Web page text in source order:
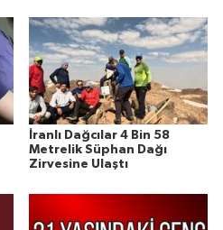
İranlı Dağcılar 4 Bin 58
Metrelik Süphan Dağı
Zirvesine Ulaştı